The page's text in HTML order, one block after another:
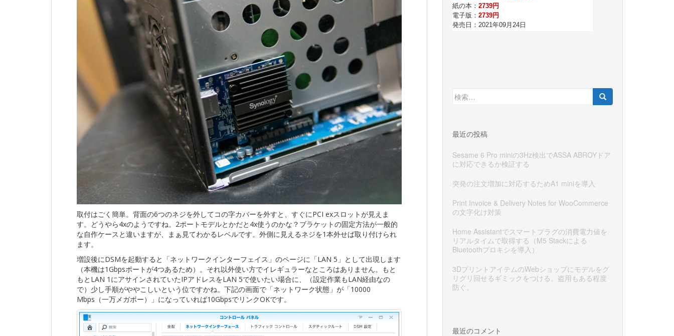
取付はごく簡単。背面の6つのネジを外してコの字カバーを外すと、すぐにPCI exスロットが見えま
す。どうやら4xのようですね。2ポートモデルとかだと4x使うのかな？ブラケットの固定方法が一般的
な自作ケースと違いますが、まぁ見てわかるレベルです。外側に見えるネジを1本外せば取り付けられ
ます。
増設後にDSMを起動すると「ネットワークインターフェイス」のページに「LAN 5」として出現します
（本機は1Gbpsポートが4つあるため）。それ以外使い方でイレギュラーなところはありません。もと
もとLAN 1にアサインされていたIPアドレスをLAN 5で使いたい場合に、（設定作業もLAN経由なの
で）少し手順がややこしいという位ですかね。下記の画面で「ネットワーク状態」が「10000
Mbps（一万メガボー）」になっていれば10GbpsでリンクOKです。
検
索:
最近の投稿
Sesame 6 Pro miniの3Hz検出でASSA ABROYドア
に対応できるか検証する
突発の注文増加に対応するためA1 miniを導入
Print Invoice & Delivery Notes for WooCommerce
の文字化け対策
Home Assistantでスマートプラグの消費電力値を
リアルタイムで取得する（M5 Stackによる
Bluetoothプロキシを導入）
3DプリントアイテムのWebショップにモデルをグ
リグリ回せるギミックをつける。盗用もある程度
防ぐ。
最近のコメント